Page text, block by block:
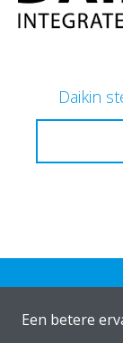
Daikin
Een betere